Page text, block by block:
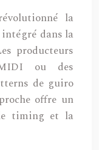
la
dans la
producteurs
ou des
de guiro
offre un
timing et la